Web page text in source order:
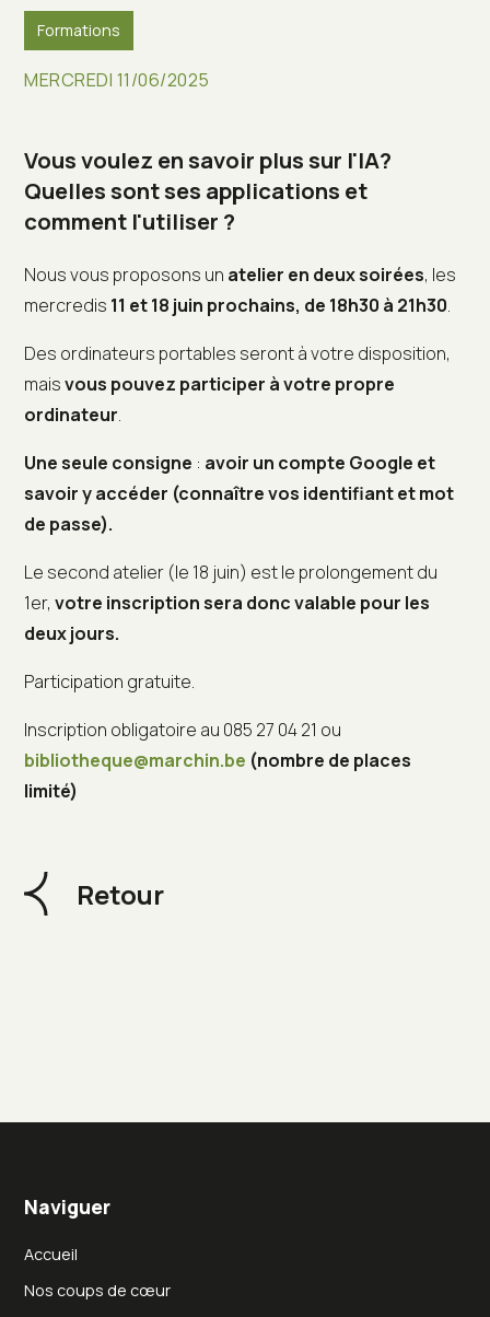
Formations
MERCREDI 11/06/2025
Vous voulez en savoir plus sur l'IA?
Quelles sont ses applications et
comment l'utiliser ?
Nous vous proposons un atelier en deux soirées, les
mercredis 11 et 18 juin prochains, de 18h30 à 21h30.
Des ordinateurs portables seront à votre disposition,
maisvous pouvez participer à votre propre
ordinateur.
Une seule consigne : avoir un compte Google et
savoir y accéder (connaître vos identifiant et mot
de passe).
Le second atelier (le 18 juin) est le prolongement du
1er,votre inscription sera donc valable pour les
deux jours.
Participation gratuite.
Inscription obligatoire au 085 27 04 21 ou
bibliotheque@marchin.be (nombre de places
limité)
Retour
Naviguer
Accueil
Nos coups de cœur